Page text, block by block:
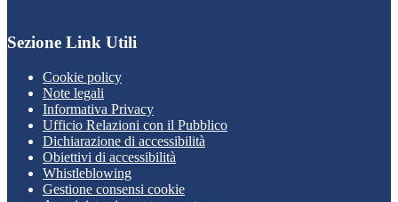
Sezione Link Utili
Cookie policy
Note legali
Informativa Privacy
Ufficio Relazioni con il Pubblico
Dichiarazione di accessibilità
Obiettivi di accessibilità
Whistleblowing
Gestione consensi cookie